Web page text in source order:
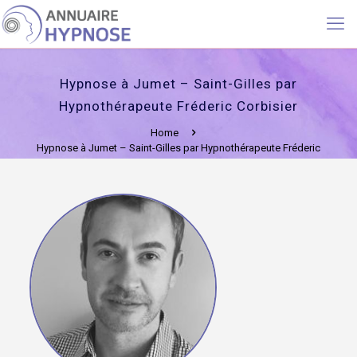
Hypnose à Jumet – Saint-Gilles par
Hypnothérapeute Fréderic Corbisier
Home
Hypnose à Jumet – Saint-Gilles par Hypnothérapeute Fréderic